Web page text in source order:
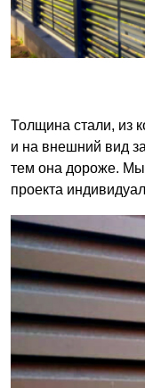
Толщина стали, из
и на внешний вид
тем она дороже. Мы
проекта